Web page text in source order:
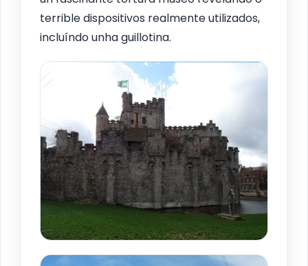
terrible dispositivos realmente utilizados,
incluíndo unha guillotina.